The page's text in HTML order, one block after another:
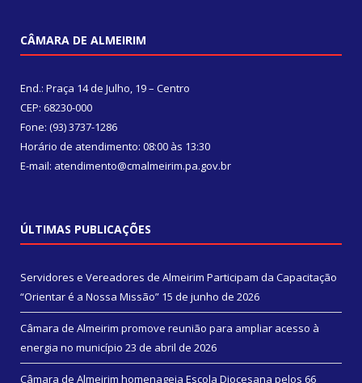
CÂMARA DE ALMEIRIM
End.: Praça 14 de Julho, 19 – Centro
CEP: 68230-000
Fone: (93) 3737-1286
Horário de atendimento: 08:00 às 13:30
E-mail: atendimento@cmalmeirim.pa.gov.br
ÚLTIMAS PUBLICAÇÕES
Servidores e Vereadores de Almeirim Participam da Capacitação
“Orientar é a Nossa Missão” 15 de junho de 2026
Câmara de Almeirim promove reunião para ampliar acesso à
energia no município 23 de abril de 2026
Câmara de Almeirim homenageia Escola Diocesana pelos 66